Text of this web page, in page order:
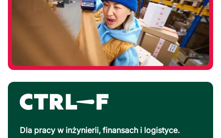
Dla pracy w inżynierii, finansach i logistyce.